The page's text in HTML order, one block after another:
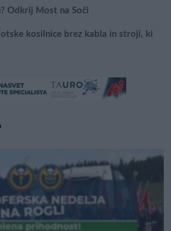
Odkrij Most na Soči
kosilnice brez kabla in stroji, ki